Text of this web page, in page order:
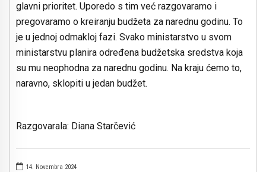
14. Novembra 2024
glavni prioritet. Uporedo s tim već razgovaramo i
pregovaramo o kreiranju budžeta za narednu godinu. To
je u jednoj odmakloj fazi. Svako ministarstvo u svom
ministarstvu planira određena budžetska sredstva koja
su mu neophodna za narednu godinu. Na kraju ćemo to,
naravno, sklopiti u jedan budžet.
Razgovarala: Diana Starčević